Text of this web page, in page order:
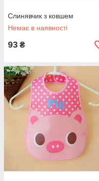
Слинявчик з ковшем
Немає в наявності
93 ₴